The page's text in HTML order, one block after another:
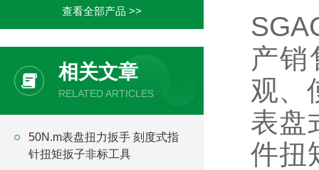
查看全部产品 >>
相关文章
RELATED ARTICLES
50N.m表盘扭力扳手 刻度式指
针扭矩扳子非标工具
产销
观、
表盘
件扭